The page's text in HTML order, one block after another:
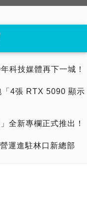
科技媒體再下一城！
「4張 RTX 5090 顯示
全新專欄正式推出！
運進駐林口新總部